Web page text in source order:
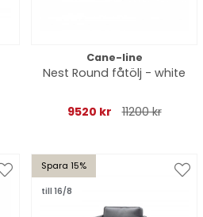
Cane-line
Nest Round fåtölj - white
9520 kr 11200 kr
Spara 15%
till 16/8